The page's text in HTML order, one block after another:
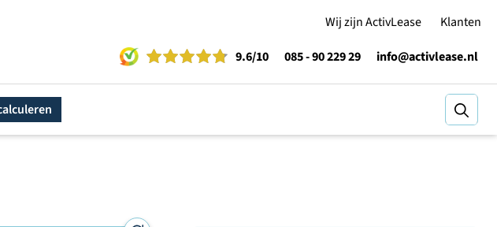
Wij zijn ActivLease
Klanten
9.6/10 085 - 90 229 29 info@activlease.nl